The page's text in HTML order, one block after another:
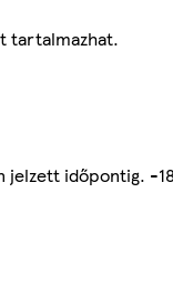
tartalmazhat.
jelzett időpontig. -